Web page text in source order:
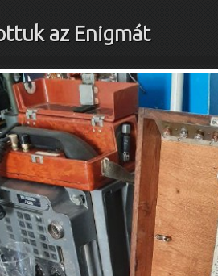
az Enigmát